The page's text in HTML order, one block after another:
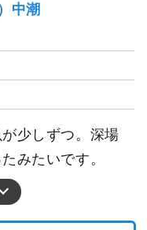
中潮
少しずつ。深場
みたいです。